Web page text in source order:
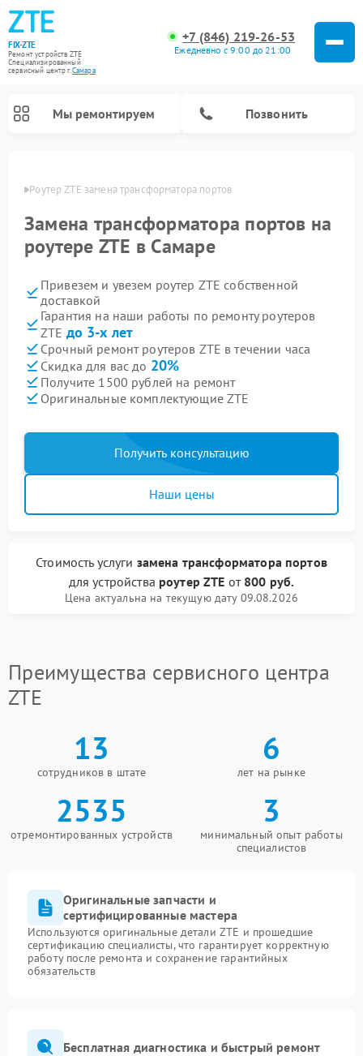
FIX-ZTE
Ремонт устройств ZTE
Специализированный
cервисный центр г.Самара
+7 (846) 219-26-53
Ежедневно с 9:00 до 21:00
Мы ремонтируем Позвонить
Роутер ZTE замена трансформатора портов
Замена трансформатора портов на
роутере ZTE в Самаре
Привезем и увезем роутер ZTE собственной
доставкой
Гарантия на наши работы по ремонту роутеров
ZTE до 3-х лет
Срочный ремонт роутеров ZTE в течении часа
Скидка для вас до 20%
Получите 1500 рублей на ремонт
Оригинальные комплектующие ZTE
Получить консультацию
Наши цены
Стоимость услуги замена трансформатора портов
для устройства роутер ZTE от 800 руб.
Цена актуальна на текущую дату 09.08.2026
Преимущества сервисного центра
ZTE
13
сотрудников в штате
6
лет на рынке
2535
отремонтированных устройств
3
минимальный опыт работы
специалистов
Оригинальные запчасти и
сертифицированные мастера
Используются оригинальные детали ZTE и прошедшие
сертификацию специалисты, что гарантирует корректную
работу после ремонта и сохранение гарантийных
обязательств
Бесплатная диагностика и быстрый ремонт